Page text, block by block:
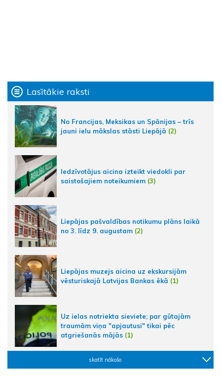
Lasītākie raksti
No Francijas, Meksikas un Spānijas – trīs
jauni ielu mākslas stāsti Liepājā (2)
Iedzīvotājus aicina izteikt viedokli par
saistošajiem noteikumiem (3)
Liepājas pašvaldības notikumu plāns laikā
no 3. līdz 9. augustam (2)
Liepājas muzejs aicina uz ekskursijām
vēsturiskajā Latvijas Bankas ēkā (1)
Uz ielas notriekta sieviete; par gūtajām
traumām viņa "apjautusi" tikai pēc
atgriešanās mājās (1)
skatīt nākošo